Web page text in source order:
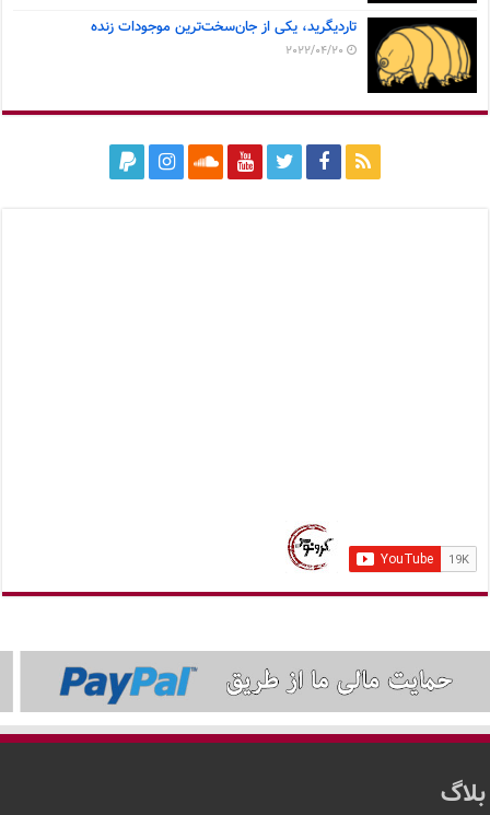
تاردیگرید، یکی از جان‌سخت‌ترین موجودات زنده
2022/04/20
بلاگ